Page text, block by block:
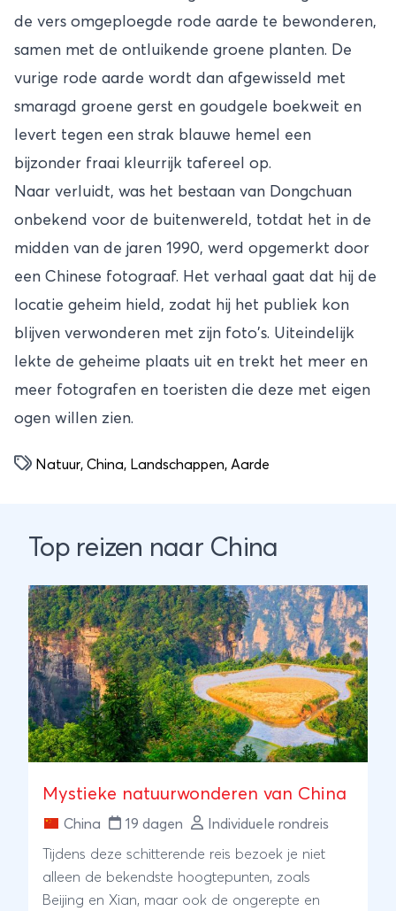
de vers omgeploegde rode aarde te bewonderen,
samen met de ontluikende groene planten. De
vurige rode aarde wordt dan afgewisseld met
smaragd groene gerst en goudgele boekweit en
levert tegen een strak blauwe hemel een
bijzonder fraai kleurrijk tafereel op.
Naar verluidt, was het bestaan ​​van Dongchuan
onbekend voor de buitenwereld, totdat het in de
midden van de jaren 1990, werd opgemerkt door
een Chinese fotograaf. Het verhaal gaat dat hij de
locatie geheim hield, zodat hij het publiek kon
blijven verwonderen met zijn foto's. Uiteindelijk
lekte de geheime plaats uit en trekt het meer en
meer fotografen en toeristen die deze met eigen
ogen willen zien.
Natuur, China, Landschappen, Aarde
Top reizen naar China
Mystieke natuurwonderen van China
China 19 dagen Individuele rondreis
Tijdens deze schitterende reis bezoek je niet
alleen de bekendste hoogtepunten, zoals
Beijing en Xian, maar ook de ongerepte en